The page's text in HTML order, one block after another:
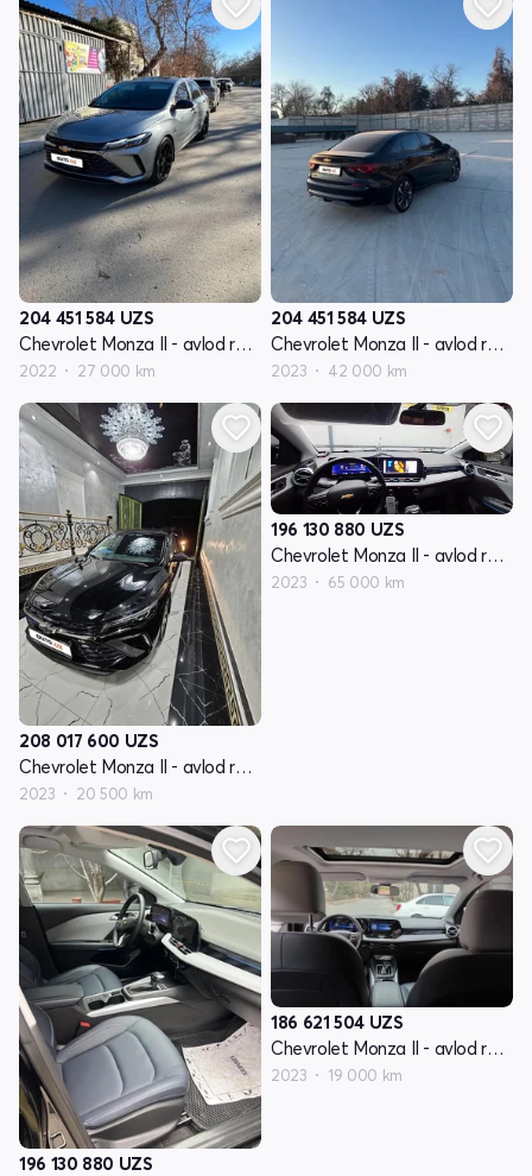
204 451 584 UZS
Chevrolet Monza II - avlod restyling
2022 27 000 km
204 451 584 UZS
Chevrolet Monza II - avlod restyling
2023 42 000 km
208 017 600 UZS
Chevrolet Monza II - avlod restyling
2023 20 500 km
196 130 880 UZS
Chevrolet Monza II - avlod restyling
2023 65 000 km
196 130 880 UZS
186 621 504 UZS
Chevrolet Monza II - avlod restyling
2023 19 000 km